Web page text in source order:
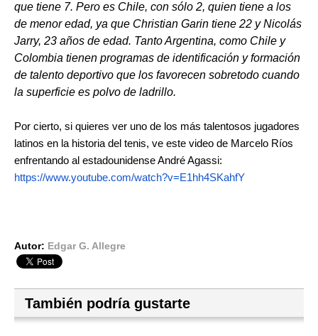
que tiene 7. Pero es Chile, con sólo 2, quien tiene a los
de menor edad, ya que Christian Garin tiene 22 y Nicolás
Jarry, 23 años de edad. Tanto Argentina, como Chile y
Colombia tienen programas de identificación y formación
de talento deportivo que los favorecen sobretodo cuando
la superficie es polvo de ladrillo.
Por cierto, si quieres ver uno de los más talentosos jugadores
latinos en la historia del tenis, ve este video de Marcelo Ríos
enfrentando al estadounidense André Agassi:
https://www.youtube.com/watch?v=E1hh4SKahfY
Autor: Edgar G. Allegre
También podría gustarte